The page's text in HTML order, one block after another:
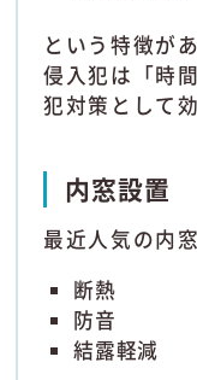
という特徴が
侵入犯は「時
犯対策として
内窓設置
最近人気の内
断熱
防音
結露軽減